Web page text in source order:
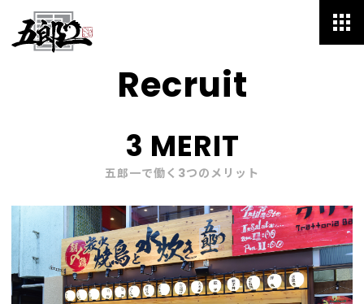
Recruit
3 MERIT
五郎一で働く3つのメリット
Speciality
Blog